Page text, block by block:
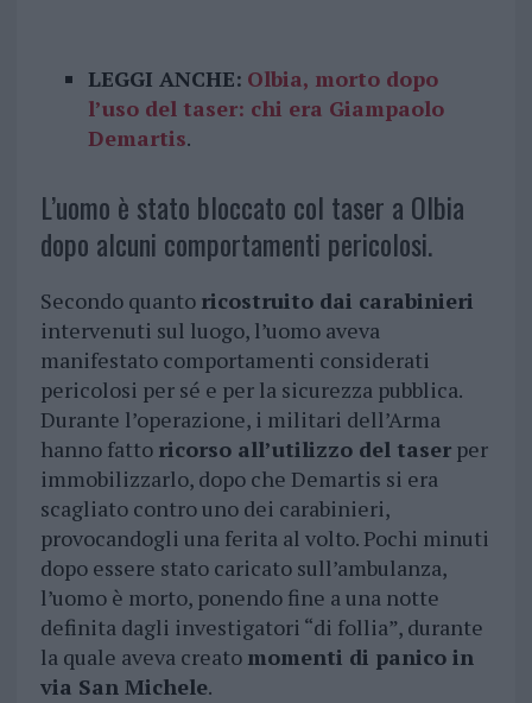
LEGGI ANCHE: Olbia, morto dopo
l’uso del taser: chi era Giampaolo
Demartis.
L’uomo è stato bloccato col taser a Olbia
dopo alcuni comportamenti pericolosi.
Secondo quanto ricostruito dai carabinieri
intervenuti sul luogo, l’uomo aveva
manifestato comportamenti considerati
pericolosi per sé e per la sicurezza pubblica.
Durante l’operazione, i militari dell’Arma
hanno fatto ricorso all’utilizzo del taserper
immobilizzarlo, dopo che Demartis si era
scagliato contro uno dei carabinieri,
provocandogli una ferita al volto. Pochi minuti
dopo essere stato caricato sull’ambulanza,
l’uomo è morto, ponendo fine a una notte
definita dagli investigatori “di follia”, durante
la quale aveva creato momenti di panico in
via San Michele.